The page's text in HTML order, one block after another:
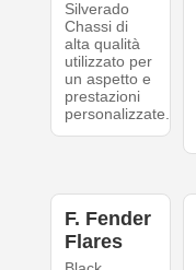
Silverado
Chassi di
alta qualità
utilizzato per
un aspetto e
prestazioni
personalizzate.
F. Fender
Flares